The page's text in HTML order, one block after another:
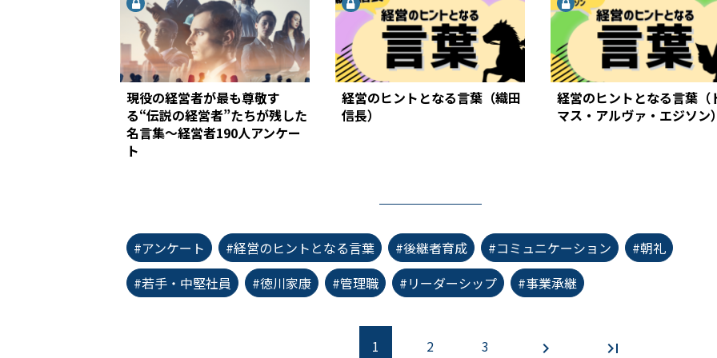
現役の経営者が最も尊敬す
る“伝説の経営者”たちが残した
名言集～経営者190人アンケー
ト
経営のヒントとなる言葉（織田
信長）
経営のヒントとなる言葉（
マス・アルヴァ・エジソン
#アンケート #経営のヒントとなる言葉 #後継者育成 #コミュニケーション
#朝礼
#若手・中堅社員
#徳川家康 #管理職 #リーダーシップ #事業承継
1 2 3 chevron_right last_page